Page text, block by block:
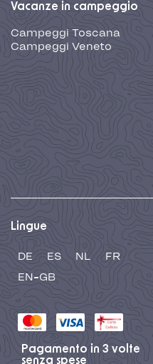
Vacanze in campeggio
Campeggi Toscana
Campeggi Veneto
Lingue
DE ES NL
FR
EN-GB
Pagamento in 3 volte
senza spese